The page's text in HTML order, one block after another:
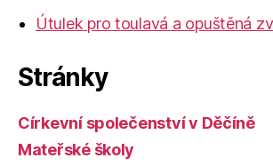
Útulek pro toulavá a opuštěná
Stránky
Církevní společenství v Děčíně
Mateřské školy